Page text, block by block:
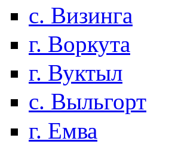
с. Визинга
г. Воркута
г. Вуктыл
с. Выльгорт
г. Емва